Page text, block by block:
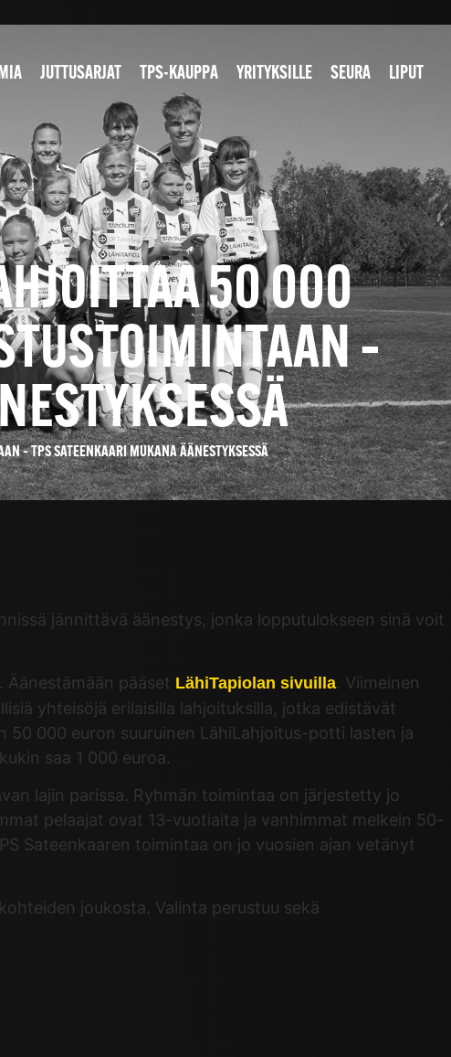
JUTTUSARJAT TPS-KAUPPA YRITYKSILLE SEURA LIPUT
50 000
–
– TPS SATEENKAARI MUKANA ÄÄNESTYKSESSÄ
jännittävä äänestys, jonka lopputulokseen sinä voit
pääset LähiTapiolan sivuilla. Viimeinen
yhteisöjä erilaisilla lahjoituksilla, jotka edistävät
000 euron suuruinen LähiLahjoitus-potti lasten ja
saa 1 000 euroa.
lajin parissa. Ryhmän toimintaa on järjestetty jo
pelaajat ovat 13-vuotiaita ja vanhimmat melkein 50-
Sateenkaaren toimintaa on jo vuosien ajan vetänyt
joukosta. Valinta perustuu sekä